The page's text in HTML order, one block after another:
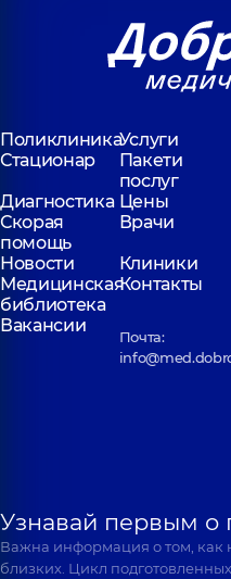
ПоликлиникаУслуги
Стационар
Пакети
послуг
Диагностика Цены
Скорая
помощь
Врачи
Новости
Клиники
Медицинская
библиотека
Контакты
Вакансии
Почта:
Узнавай первым о
Важна информация о том, как
близких. Цикл